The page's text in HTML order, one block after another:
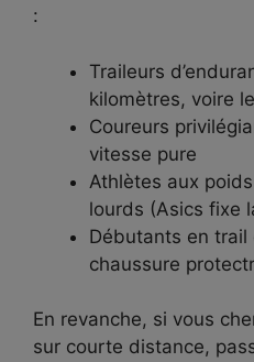
:
Traileurs
kilomètres, voire
Coureurs
vitesse pure
Athlètes aux
lourds (Asics fixe
Débutants en trail
chaussure
En revanche, si vous
sur courte distance,